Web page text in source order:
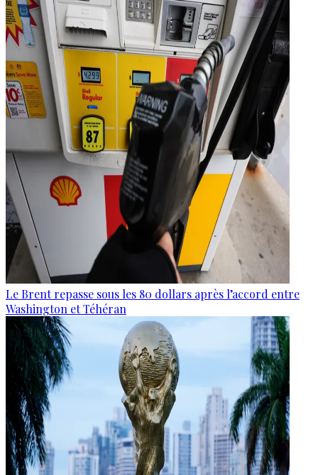
Le Brent repasse sous les 80 dollars après l’accord entre
Washington et Téhéran